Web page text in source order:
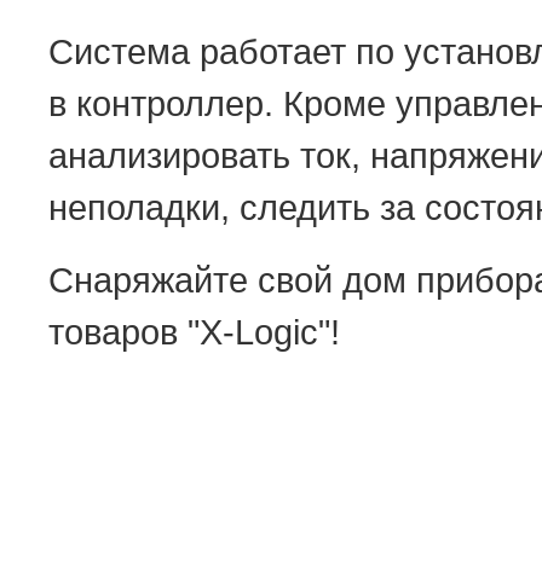
Система работает по
в контроллер. Кроме
анализировать ток,
неполадки, следить за
Снаряжайте свой дом
товаров "X-Logic"!